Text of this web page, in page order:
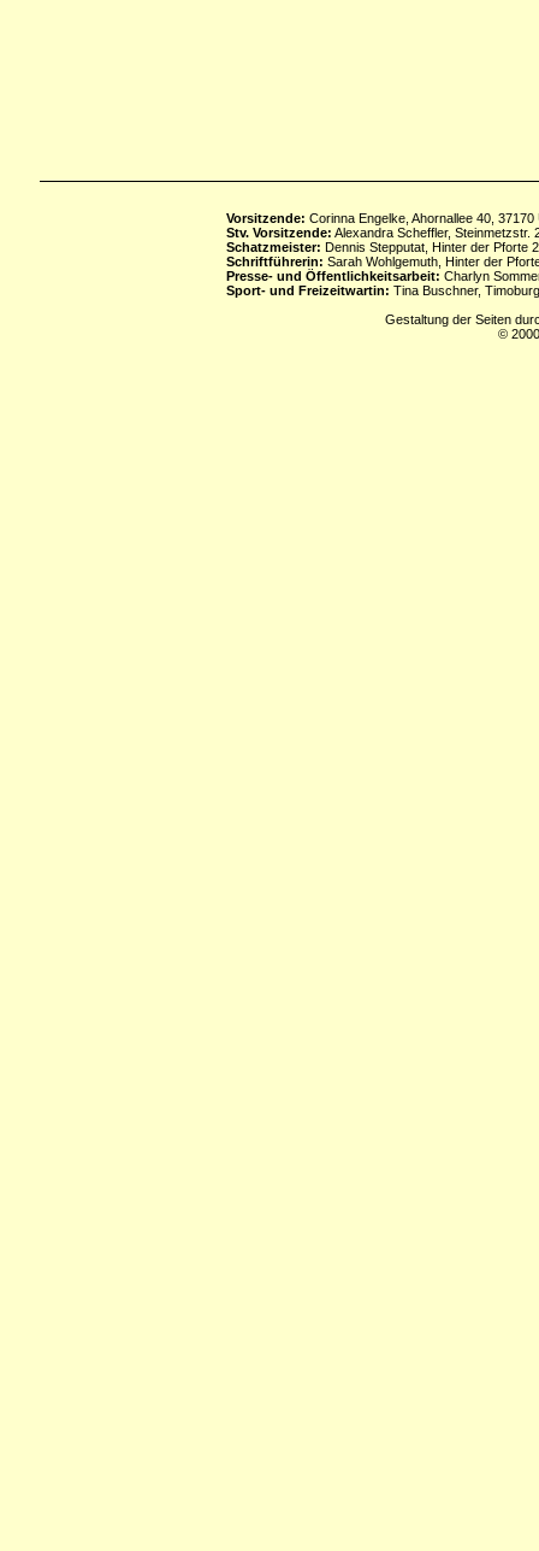
Vorsitzende: Corinna Engelke, Ahornallee 40,
Stv. Vorsitzende: Alexandra Scheffler, Steinmetzstr.
Schatzmeister: Dennis Stepputat, Hinter der Pforte
Schriftführerin: Sarah Wohlgemuth, Hinter der
Presse- und Öffentlichkeitsarbeit: Charlyn
Sport- und Freizeitwartin: Tina Buschner,
Gestaltung der Seiten
©